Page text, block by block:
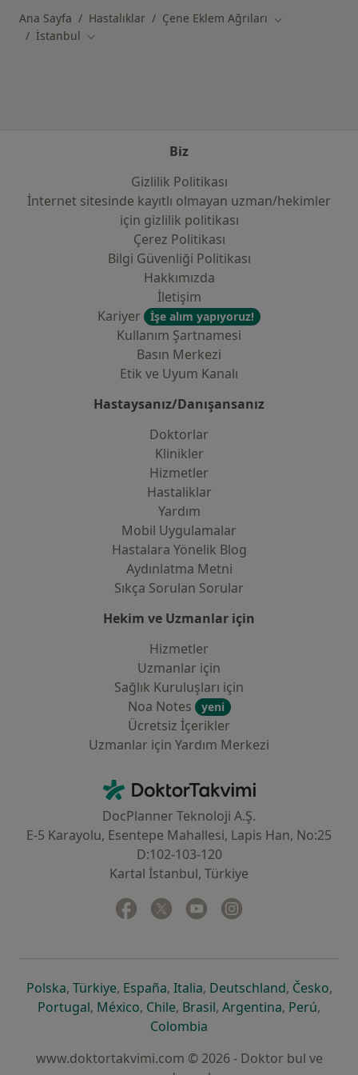
Ana Sayfa Hastalıklar Çene Eklem Ağrıları Şehir değiştir
İstanbul Şehir değiştir
Biz
Gizlilik Politikası
İnternet sitesinde kayıtlı olmayan uzman/hekimler
i̇çin gizlilik politikası
Çerez Politikası
Bilgi Güvenliği Politikası
Hakkımızda
İletişim
Kariyer
İşe alım yapıyoruz!
Kullanım Şartnamesi
Basın Merkezi
Etik ve Uyum Kanalı
Hastaysanız/Danışansanız
Doktorlar
Klinikler
Hizmetler
Hastaliklar
Yardım
Mobil Uygulamalar
Hastalara Yönelik Blog
Aydınlatma Metni
Sıkça Sorulan Sorular
Hekim ve Uzmanlar için
Hizmetler
Uzmanlar için
Sağlık Kuruluşları için
Noa Notes
yeni
Ücretsiz İçerikler
Uzmanlar için Yardım Merkezi
DoktorTakvimi - Ana Sayfa
DocPlanner Teknoloji A.Ş.
E-5 Karayolu, Esentepe Mahallesi, Lapis Han, No:25
D:102-103-120
Kartal İstanbul, Türkiye
Facebook
yeni bir sekmede açılır
Twitter
yeni bir sekmede açılır
Youtube
yeni bir sekmede açılır
Polskayeni bir sekmede açılır
, Türkiyeyeni bir sekmede açılır
, Españayeni bir sekmede açılır
, Italiayeni bir sekmede açılır
, Deutschlandyeni bir
, Českoyeni
,
Portugalyeni bir sekmede açılır
, Méxicoyeni bir sekmede açılır
, Chileyeni bir sekmede açılır
, Brasilyeni bir sekmede açılır
, Argentinayeni bir
, Perúyeni
,
Colombia
www.doktortakvimi.com © 2026 - Doktor bul ve